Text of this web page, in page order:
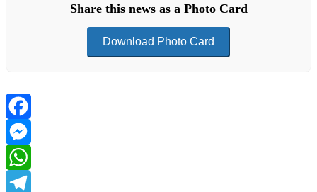
Share this news as a Photo Card
Download Photo Card
Facebook
Messenger
WhatsApp